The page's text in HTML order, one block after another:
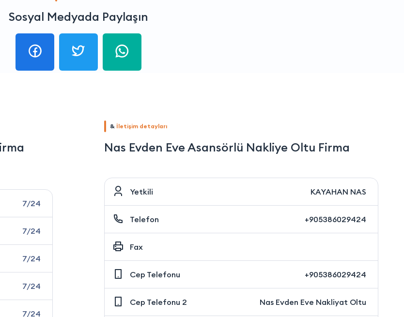
Sosyal Medyada Paylaşın
7/24
7/24
7/24
7/24
7/24
& İletişim detayları
Nas Evden Eve Asansörlü Nakliye Oltu Firma
Yetkili KAYAHAN NAS
Telefon +905386029424
Fax
Cep Telefonu +905386029424
Cep Telefonu 2 Nas Evden Eve Nakliyat Oltu